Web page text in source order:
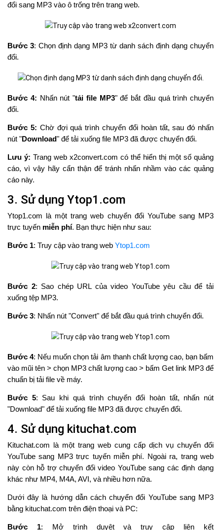
đổi sang MP3 vào ô trống trên trang web.
Bước 3: Chọn định dạng MP3 từ danh sách định dạng chuyển
đổi.
Bước 4: Nhấn nút "tải file MP3" để bắt đầu quá trình chuyển
đổi.
Bước 5: Chờ đợi quá trình chuyển đổi hoàn tất, sau đó nhấn
nút "Download" để tải xuống file MP3 đã được chuyển đổi.
Lưu ý: Trang web x2convert.com có thể hiển thị một số quảng
cáo, vì vậy hãy cẩn thận để tránh nhấn nhầm vào các quảng
cáo này.
3. Sử dụng Ytop1.com
Ytop1.com là một trang web chuyển đổi YouTube sang MP3
trực tuyến miễn phí. Bạn thực hiện như sau:
Bước 1: Truy cập vào trang web Ytop1.com
Bước 2: Sao chép URL của video YouTube yêu cầu để tải
xuống tệp MP3.
Bước 3: Nhấn nút "Convert" để bắt đầu quá trình chuyển đổi.
Bước 4: Nếu muốn chọn tải âm thanh chất lượng cao, bạn bấm
vào mũi tên > chọn MP3 chất lượng cao > bấm Get link MP3 để
chuẩn bị tải file về máy.
Bước 5: Sau khi quá trình chuyển đổi hoàn tất, nhấn nút
"Download" để tải xuống file MP3 đã được chuyển đổi.
4. Sử dụng kituchat.com
Kituchat.com là một trang web cung cấp dịch vụ chuyển đổi
YouTube sang MP3 trực tuyến miễn phí. Ngoài ra, trang web
này còn hỗ trợ chuyển đổi video YouTube sang các định dạng
khác như MP4, M4A, AVI, và nhiều hơn nữa.
Dưới đây là hướng dẫn cách chuyển đổi YouTube sang MP3
bằng kituchat.com trên điện thoại và PC:
Bước 1: Mở trình duyệt và truy cập liên kết